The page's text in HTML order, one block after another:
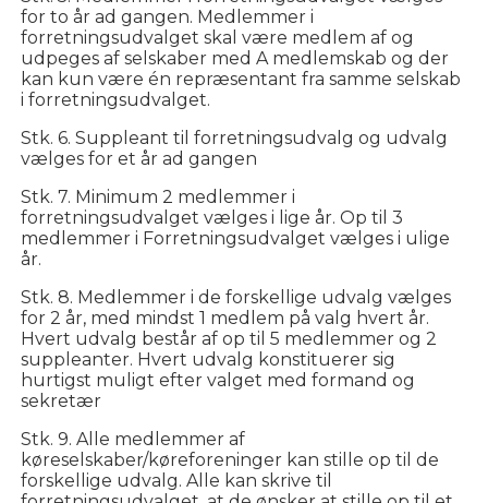
for to år ad gangen. Medlemmer i
forretningsudvalget skal være medlem af og
udpeges af selskaber med A medlemskab og der
kan kun være én repræsentant fra samme selskab
i forretningsudvalget.
Stk. 6. Suppleant til forretningsudvalg og udvalg
vælges for et år ad gangen
Stk. 7. Minimum 2 medlemmer i
forretningsudvalget vælges i lige år. Op til 3
medlemmer i Forretningsudvalget vælges i ulige
år.
Stk. 8. Medlemmer i de forskellige udvalg vælges
for 2 år, med mindst 1 medlem på valg hvert år.
Hvert udvalg består af op til 5 medlemmer og 2
suppleanter. Hvert udvalg konstituerer sig
hurtigst muligt efter valget med formand og
sekretær
Stk. 9. Alle medlemmer af
køreselskaber/køreforeninger kan stille op til de
forskellige udvalg. Alle kan skrive til